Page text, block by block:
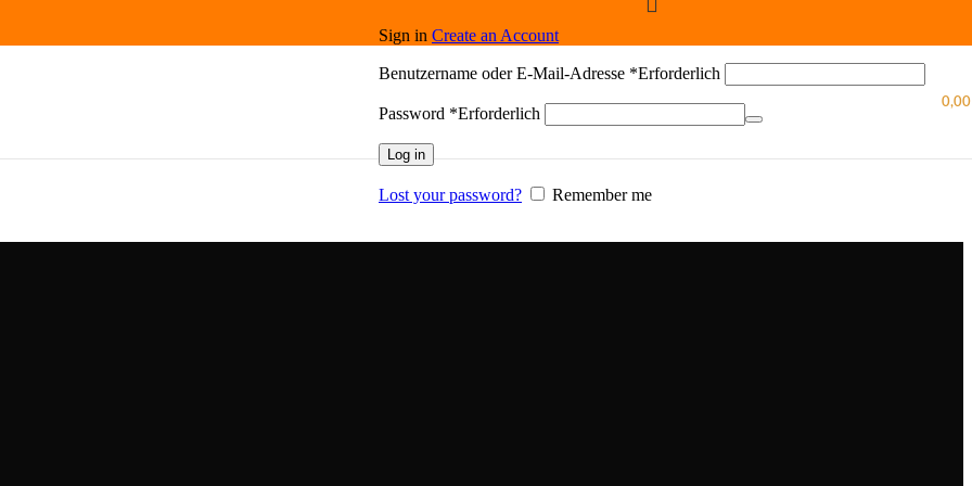
Sign in Create an Account
Benutzername oder E-Mail-Adresse *Erforderlich
Password *Erforderlich
Log in
Lost your password? Remember me